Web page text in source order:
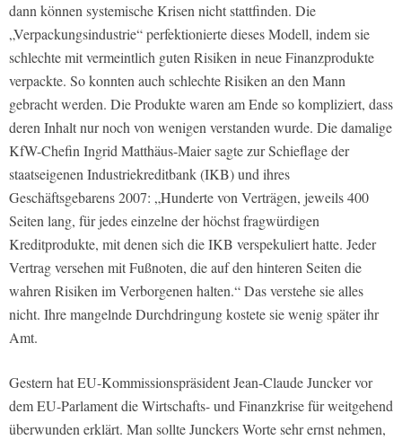
dann können systemische Krisen nicht stattfinden. Die
„Verpackungsindustrie“ perfektionierte dieses Modell, indem sie
schlechte mit vermeintlich guten Risiken in neue Finanzprodukte
verpackte. So konnten auch schlechte Risiken an den Mann
gebracht werden. Die Produkte waren am Ende so kompliziert, dass
deren Inhalt nur noch von wenigen verstanden wurde. Die damalige
KfW-Chefin Ingrid Matthäus-Maier sagte zur Schieflage der
staatseigenen Industriekreditbank (IKB) und ihres
Geschäftsgebarens 2007: „Hunderte von Verträgen, jeweils 400
Seiten lang, für jedes einzelne der höchst fragwürdigen
Kreditprodukte, mit denen sich die IKB verspekuliert hatte. Jeder
Vertrag versehen mit Fußnoten, die auf den hinteren Seiten die
wahren Risiken im Verborgenen halten.“ Das verstehe sie alles
nicht. Ihre mangelnde Durchdringung kostete sie wenig später ihr
Amt.
Gestern hat EU-Kommissionspräsident Jean-Claude Juncker vor
dem EU-Parlament die Wirtschafts- und Finanzkrise für weitgehend
überwunden erklärt. Man sollte Junckers Worte sehr ernst nehmen,